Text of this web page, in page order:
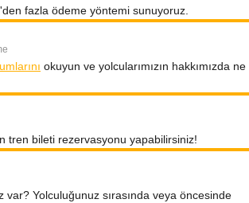
fazla ödeme yöntemi sunuyoruz.
okuyun ve yolcularımızın hakkımızda ne
tren bileti rezervasyonu yapabilirsiniz!
var? Yolculuğunuz sırasında veya öncesinde